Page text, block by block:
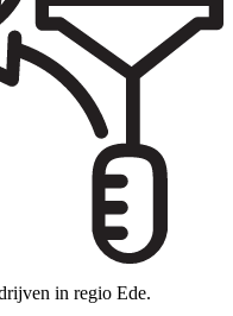
in regio Ede.